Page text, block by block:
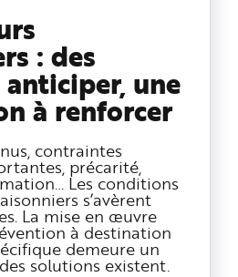
: des
une
à renforcer
contraintes
précarité,
Les conditions
s’avèrent
La mise en œuvre
à destination
demeure un
solutions existent.